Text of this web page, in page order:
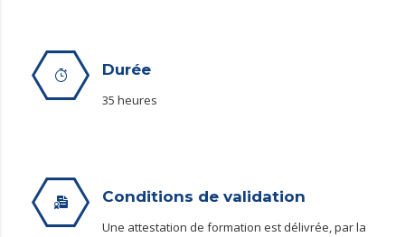
Durée
35 heures
Conditions de validation
Une attestation de formation est délivrée, par la